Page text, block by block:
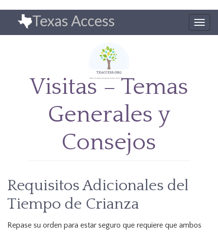
contenido
principal
Texas Access
Visitas – Temas
Generales y
Consejos
Requisitos Adicionales del
Tiempo de Crianza
Repase su orden para estar seguro que requiere que ambos